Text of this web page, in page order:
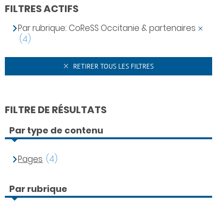
FILTRES ACTIFS
Par rubrique: CoReSS Occitanie & partenaires
(4)
RETIRER TOUS LES FILTRES
FILTRE DE RÉSULTATS
Par type de contenu
Pages (4)
Par rubrique